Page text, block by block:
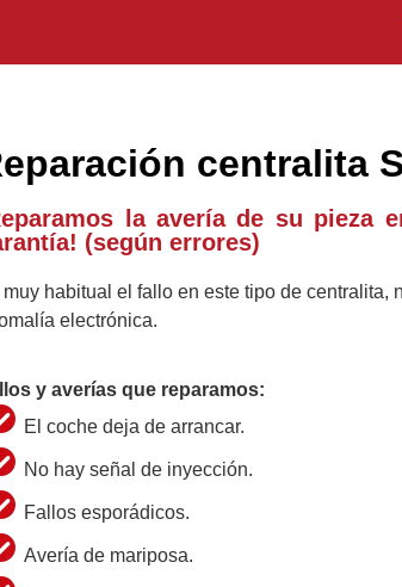
centralita
la avería de su pieza
(según errores)
muy habitual el fallo en este tipo de centralita,
electrónica.
y averías que reparamos:
El coche deja de arrancar.
No hay señal de inyección.
Fallos esporádicos.
Avería de mariposa.